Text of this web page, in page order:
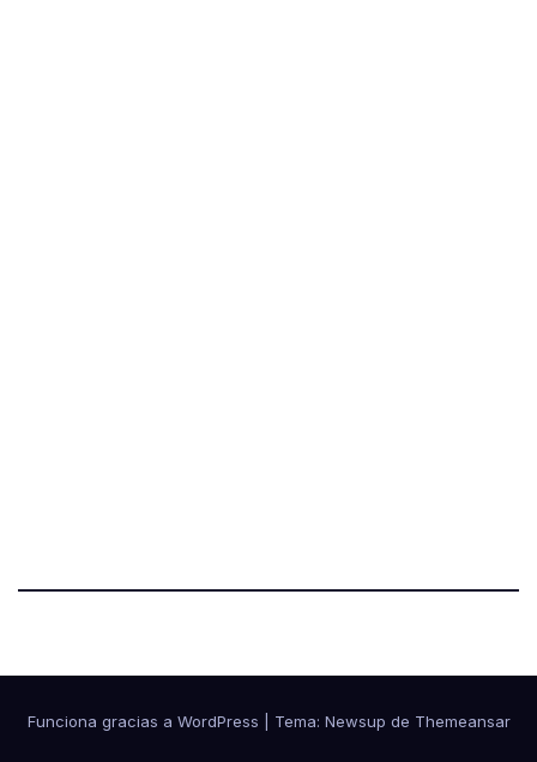
Funciona gracias a WordPress Tema: Newsup de Themeansar